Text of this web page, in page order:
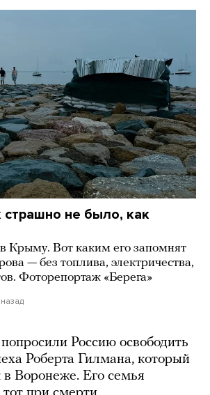
страшно не было, как
Крыму. Вот каким его запомнят
— без топлива, электричества,
Фоторепортаж «Берега»
Россию освободить
Роберта Гилмана, который
в Воронеже. Его семья